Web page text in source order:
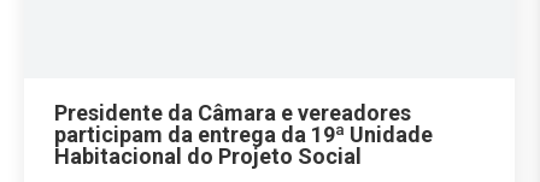
Presidente da Câmara e vereadores
participam da entrega da 19ª Unidade
Habitacional do Projeto Social